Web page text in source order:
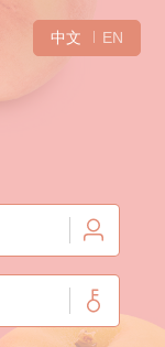
中文 EN